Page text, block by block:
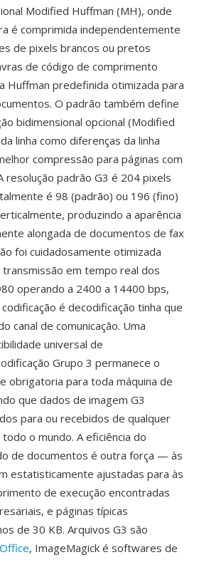
Modified Huffman (MH), onde
é comprimida independentemente
de pixels brancos ou pretos
de código de comprimento
Huffman predefinida otimizada para
O padrão também define
bidimensional opcional (Modified
linha como diferenças da linha
compressão para páginas com
resolução padrão G3 é 204 pixels
é 98 (padrão) ou 196 (fino)
produzindo a aparência
alongada de documentos de fax
foi cuidadosamente otimizada
em tempo real dos
operando a 2400 a 14400 bps,
é decodificação tinha que
canal de comunicação. Uma
universal de
Grupo 3 permanece o
obrigatoria para toda máquina de
que dados de imagem G3
para ou recebidos de qualquer
o mundo. A eficiência do
de documentos é outra força — às
estatisticamente ajustadas para às
de execução encontradas
e páginas típicas
de 30 KB. Arquivos G3 são
, ImageMagick é softwares de